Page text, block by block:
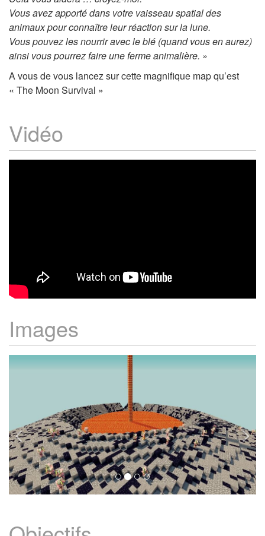
Vous avez apporté dans votre vaisseau spatial des
animaux pour connaître leur réaction sur la lune.
Vous pouvez les nourrir avec le blé (quand vous en aurez)
ainsi vous pourrez faire une ferme animalière. »
A vous de vous lancez sur cette magnifique map qu’est
« The Moon Survival »
Vidéo
Images